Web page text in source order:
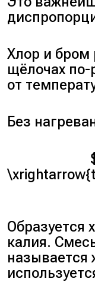
Хлор и бром
щёлочах по-
от
Без
Образуется
калия.
называется